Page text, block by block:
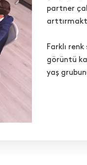
partner
Farklı
görüntü
yaş